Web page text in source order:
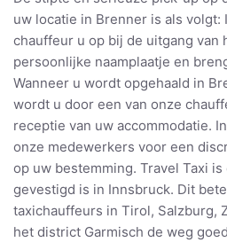
uw locatie in Brenner is als volgt:
chauffeur u op bij de uitgang van
persoonlijke naamplaatje en
Wanneer u wordt opgehaald in
wordt u door een van onze
receptie van uw accommodatie.
onze medewerkers voor een
op uw bestemming. Travel Taxi
gevestigd is in Innsbruck. Dit
taxichauffeurs in Tirol, Salzburg,
het district Garmisch de weg